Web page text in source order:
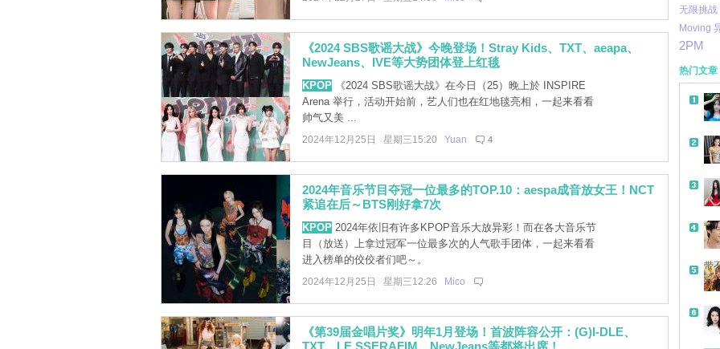
《2024 SBS歌谣大战》今晚登场！Stray Kids、TXT、aeapa、
NewJeans、IVE等大势团体登上红毯
KPOP《2024 SBS歌谣大战》在今日（25）晚上於 INSPIRE
Arena 举行，活动开始前，艺人们也在红地毯亮相，一起来看看
帅气又美 ...
2024年12月25日 星期三15:20 Yuan 4
2024年音乐节目夺冠一位最多的TOP.10：aespa成音放女王！NCT
紧追在后～BTS刚好拿7次
KPOP2024年依旧有许多KPOP音乐大放异彩！而在各大音乐节
目（放送）上拿过冠军一位最多次的人气歌手团体，一起来看看
进入榜单的佼佼者们吧～。
2024年12月25日 星期三12:26 Mico
《第39届金唱片奖》明年1月登场！首波阵容公开：(G)I-DLE、
TXT、LE SSERAFIM、NewJeans等都将出席！
无限挑战
Moving
2PM
热门文章
带